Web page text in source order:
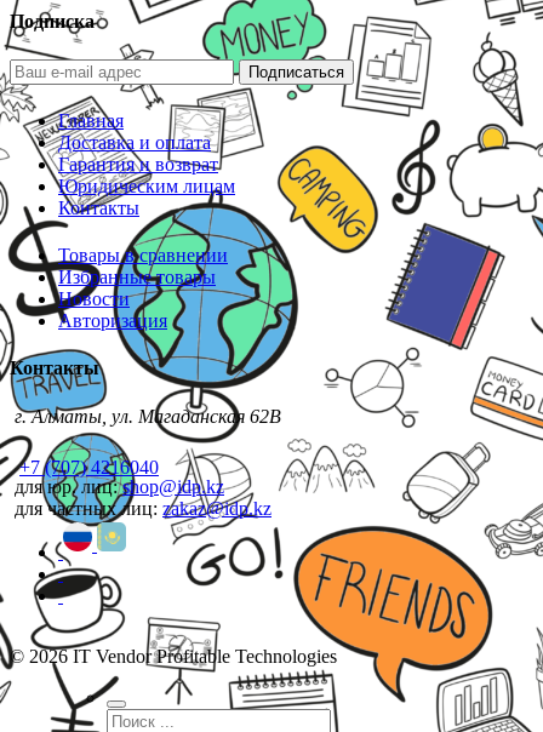
Подписка
Подписаться
Главная
Доставка и оплата
Гарантия и возврат
Юридическим лицам
Контакты
Товары в сравнении
Избранные товары
Новости
Авторизация
Контакты
г. Алматы, ул. Магаданская 62В
+7 (707) 4216040
для юр. лиц:shop@idp.kz
для частных лиц: zakaz@idp.kz
© 2026 IT Vendor Profitable Technologies